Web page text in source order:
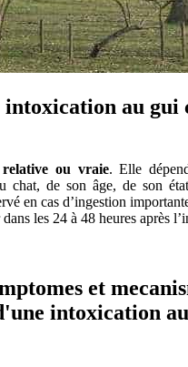
au gui
ou vraie. Elle
chat, de son âge, de son
en cas d’ingestion
les 24 à 48 heures après
et
intoxication